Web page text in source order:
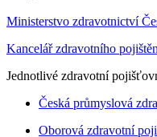
Ministerstvo zdravotnictví
Kancelář zdravotního
Jednotlivé zdravotní
Česká průmyslová
Oborová zdravotní